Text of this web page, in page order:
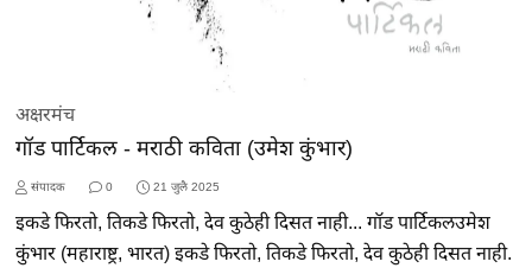
अक्षरमंच
गॉड पार्टिकल - मराठी कविता (उमेश कुंभार)
संपादक 0 21 जुलै 2025
इकडे फिरतो, तिकडे फिरतो, देव कुठेही दिसत नाही... गॉड पार्टिकलउमेश
कुंभार (महाराष्ट्र, भारत) इकडे फिरतो, तिकडे फिरतो, देव कुठेही दिसत नाही.